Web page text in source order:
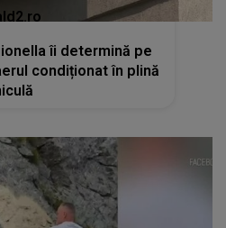
îi determină pe
condiționat în plină